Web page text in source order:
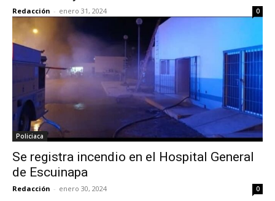
Redacción - enero 31, 2024 0
Policiaca
Se registra incendio en el Hospital General
de Escuinapa
Redacción - enero 30, 2024 0